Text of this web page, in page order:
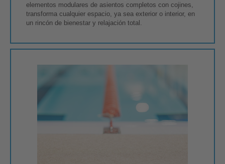
elementos modulares de asientos completos con cojines,
transforma cualquier espacio, ya sea exterior o interior, en
un rincón de bienestar y relajación total.